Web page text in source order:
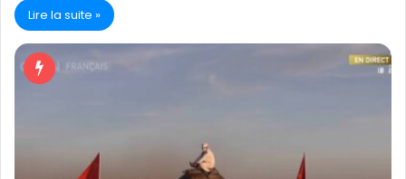
Lire la suite »